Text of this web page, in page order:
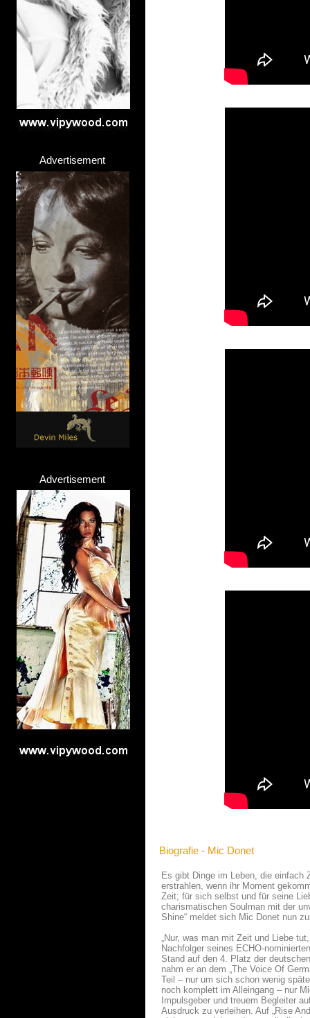
Advertisement
Advertisement
Biografie - Mic Donet
Es gibt Dinge im Leben, die
erstrahlen, wenn ihr Moment
Zeit; für sich selbst und für seine
charismatischen Soulman mit der
Shine“ meldet sich Mic Donet nun
„Nur, was man mit Zeit und Liebe
Nachfolger seines ECHO-
Stand auf den 4. Platz der
nahm er an dem „The Voice Of
Teil – nur um sich schon wenig
noch komplett im Alleingang – nur
Impulsgeber und treuem Begleiter
Ausdruck zu verleihen. Auf „Rise